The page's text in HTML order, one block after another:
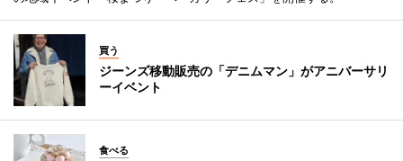
買う
ジーンズ移動販売の「デニムマン」がアニバーサリ
ーイベント
食べる